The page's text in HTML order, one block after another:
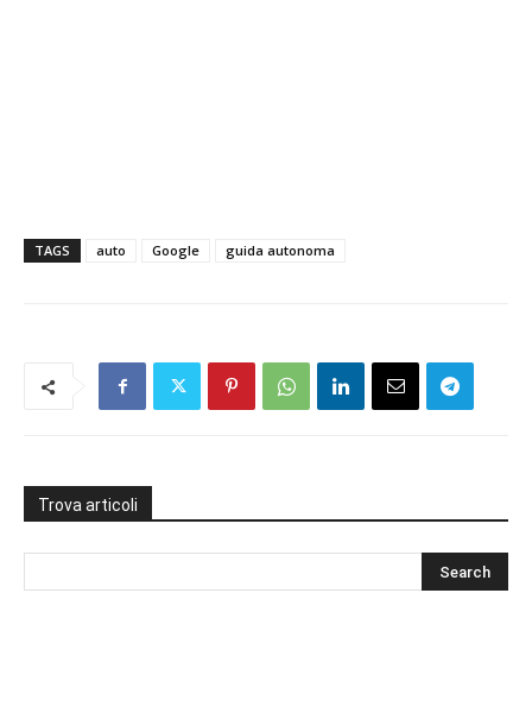
TAGS auto Google guida autonoma
Trova articoli